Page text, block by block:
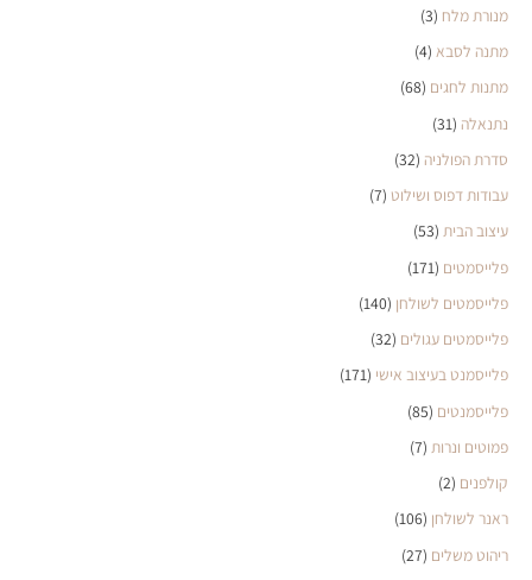
מנורת מלח (3)
מתנה לסבא (4)
מתנות לחגים (68)
נתנאלה (31)
סדרת הפולניה (32)
עבודות דפוס ושילוט (7)
עיצוב הבית (53)
פלייסמטים (171)
פלייסמטים לשולחן (140)
פלייסמטים עגולים (32)
פלייסמנט בעיצוב אישי (171)
פלייסמנטים (85)
פמוטים ונרות (7)
קולפנים (2)
ראנר לשולחן (106)
ריהוט משלים (27)